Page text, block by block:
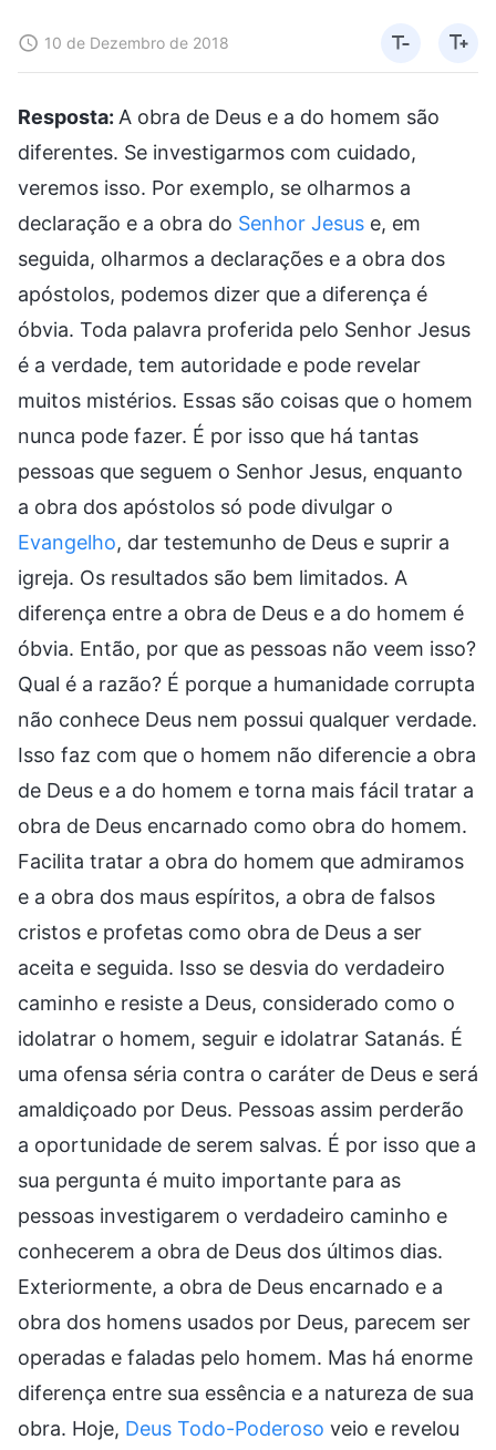
10 de Dezembro de 2018
Resposta: A obra de Deus e a do homem são
diferentes. Se investigarmos com cuidado,
veremos isso. Por exemplo, se olharmos a
declaração e a obra do Senhor Jesus e, em
seguida, olharmos a declarações e a obra dos
apóstolos, podemos dizer que a diferença é
óbvia. Toda palavra proferida pelo Senhor Jesus
é a verdade, tem autoridade e pode revelar
muitos mistérios. Essas são coisas que o homem
nunca pode fazer. É por isso que há tantas
pessoas que seguem o Senhor Jesus, enquanto
a obra dos apóstolos só pode divulgar o
Evangelho, dar testemunho de Deus e suprir a
igreja. Os resultados são bem limitados. A
diferença entre a obra de Deus e a do homem é
óbvia. Então, por que as pessoas não veem isso?
Qual é a razão? É porque a humanidade corrupta
não conhece Deus nem possui qualquer verdade.
Isso faz com que o homem não diferencie a obra
de Deus e a do homem e torna mais fácil tratar a
obra de Deus encarnado como obra do homem.
Facilita tratar a obra do homem que admiramos
e a obra dos maus espíritos, a obra de falsos
cristos e profetas como obra de Deus a ser
aceita e seguida. Isso se desvia do verdadeiro
caminho e resiste a Deus, considerado como o
idolatrar o homem, seguir e idolatrar Satanás. É
uma ofensa séria contra o caráter de Deus e será
amaldiçoado por Deus. Pessoas assim perderão
a oportunidade de serem salvas. É por isso que a
sua pergunta é muito importante para as
pessoas investigarem o verdadeiro caminho e
conhecerem a obra de Deus dos últimos dias.
Exteriormente, a obra de Deus encarnado e a
obra dos homens usados por Deus, parecem ser
operadas e faladas pelo homem. Mas há enorme
diferença entre sua essência e a natureza de sua
obra. Hoje, Deus Todo-Poderoso veio e revelou